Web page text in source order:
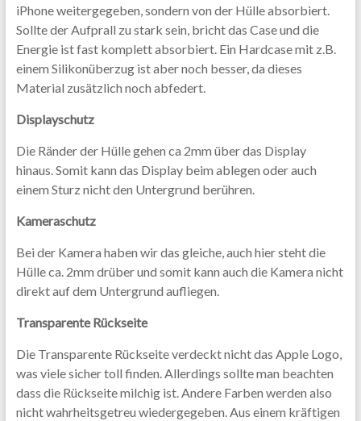
iPhone weitergegeben, sondern von der Hülle absorbiert.
Sollte der Aufprall zu stark sein, bricht das Case und die
Energie ist fast komplett absorbiert. Ein Hardcase mit z.B.
einem Silikonüberzug ist aber noch besser, da dieses
Material zusätzlich noch abfedert.
Displayschutz
Die Ränder der Hülle gehen ca 2mm über das Display
hinaus. Somit kann das Display beim ablegen oder auch
einem Sturz nicht den Untergrund berühren.
Kameraschutz
Bei der Kamera haben wir das gleiche, auch hier steht die
Hülle ca. 2mm drüber und somit kann auch die Kamera nicht
direkt auf dem Untergrund aufliegen.
Transparente Rückseite
Die Transparente Rückseite verdeckt nicht das Apple Logo,
was viele sicher toll finden. Allerdings sollte man beachten
dass die Rückseite milchig ist. Andere Farben werden also
nicht wahrheitsgetreu wiedergegeben. Aus einem kräftigen